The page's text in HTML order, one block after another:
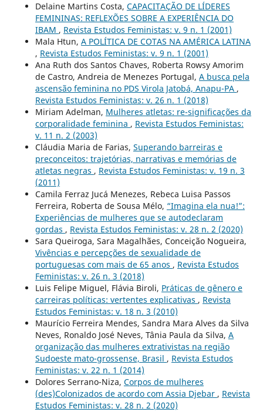
Delaine Martins Costa, CAPACITAÇÃO DE LÍDERES
FEMININAS: REFLEXÕES SOBRE A EXPERIÊNCIA DO
IBAM , Revista Estudos Feministas: v. 9 n. 1 (2001)
Mala Htun, A POLÍTICA DE COTAS NA AMÉRICA LATINA
, Revista Estudos Feministas: v. 9 n. 1 (2001)
Ana Ruth dos Santos Chaves, Roberta Rowsy Amorim
de Castro, Andreia de Menezes Portugal, A busca pela
ascensão feminina no PDS Virola Jatobá, Anapu-PA ,
Revista Estudos Feministas: v. 26 n. 1 (2018)
Miriam Adelman, Mulheres atletas: re-significações da
corporalidade feminina , Revista Estudos Feministas:
v. 11 n. 2 (2003)
Cláudia Maria de Farias, Superando barreiras e
preconceitos: trajetórias, narrativas e memórias de
atletas negras , Revista Estudos Feministas: v. 19 n. 3
(2011)
Camila Ferraz Jucá Menezes, Rebeca Luisa Passos
Ferreira, Roberta de Sousa Mélo, “Imagina ela nua!”:
Experiências de mulheres que se autodeclaram
gordas , Revista Estudos Feministas: v. 28 n. 2 (2020)
Sara Queiroga, Sara Magalhães, Conceição Nogueira,
Vivências e percepções de sexualidade de
portuguesas com mais de 65 anos , Revista Estudos
Feministas: v. 26 n. 3 (2018)
Luis Felipe Miguel, Flávia Biroli, Práticas de gênero e
carreiras políticas: vertentes explicativas , Revista
Estudos Feministas: v. 18 n. 3 (2010)
Maurício Ferreira Mendes, Sandra Mara Alves da Silva
Neves, Ronaldo José Neves, Tânia Paula da Silva, A
organização das mulheres extrativistas na região
Sudoeste mato-grossense, Brasil , Revista Estudos
Feministas: v. 22 n. 1 (2014)
Dolores Serrano-Niza, Corpos de mulheres
(des)Colonizados de acordo com Assia Djebar , Revista
Estudos Feministas: v. 28 n. 2 (2020)